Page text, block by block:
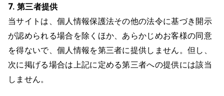
7. 第三者提供
当サイトは、個人情報保護法その他の法令に基づき開示
が認められる場合を除くほか、あらかじめお客様の同意
を得ないで、個人情報を第三者に提供しません。但し、
次に掲げる場合は上記に定める第三者への提供には該当
しません。